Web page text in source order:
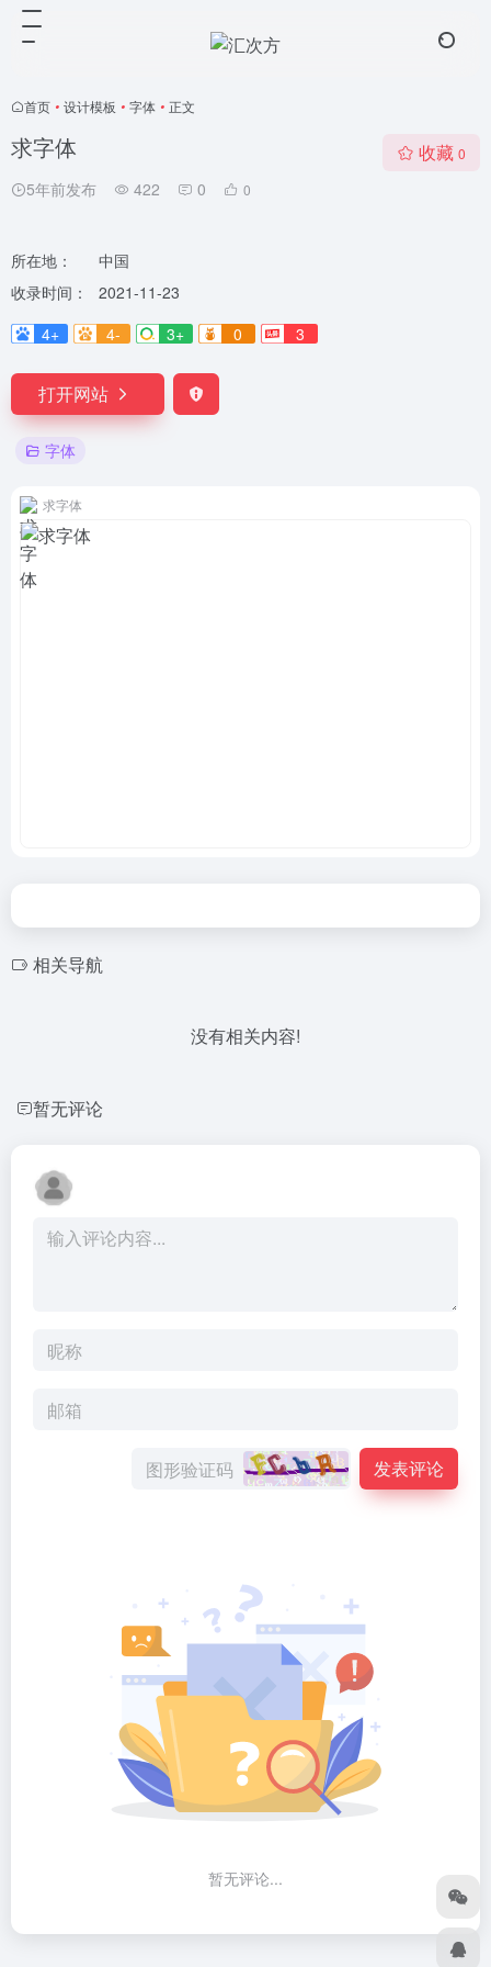
首页 • 设计模板 • 字体 • 正文
求字体
5年前发布 422 0 0
收藏 0
所在地：
中国
收录时间：
2021-11-23
4+
4- 3+ 0 3
打开网站
字体
求字体
相关导航
没有相关内容!
暂无评论
发表评论
暂无评论...